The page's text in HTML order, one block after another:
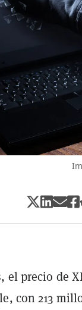
el precio de
con 213